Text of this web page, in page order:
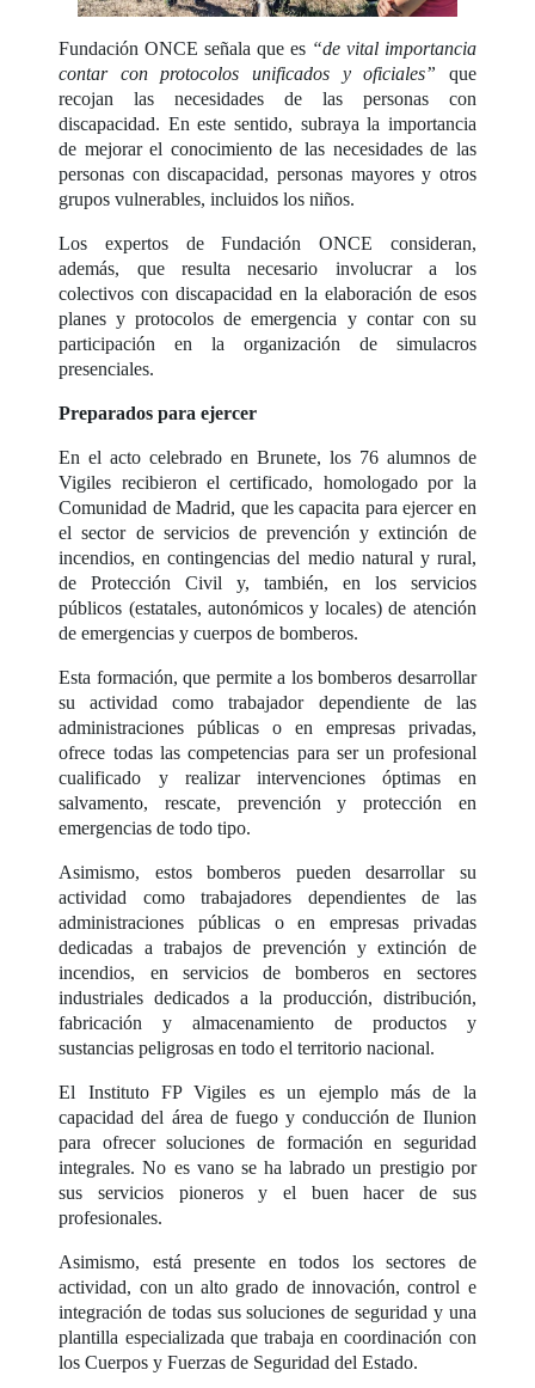
Fundación ONCE señala que es “de vital importancia
contar con protocolos unificados y oficiales” que
recojan las necesidades de las personas con
discapacidad. En este sentido, subraya la importancia
de mejorar el conocimiento de las necesidades de las
personas con discapacidad, personas mayores y otros
grupos vulnerables, incluidos los niños.
Los expertos de Fundación ONCE consideran,
además, que resulta necesario involucrar a los
colectivos con discapacidad en la elaboración de esos
planes y protocolos de emergencia y contar con su
participación en la organización de simulacros
presenciales.
Preparados para ejercer
En el acto celebrado en Brunete, los 76 alumnos de
Vigiles recibieron el certificado, homologado por la
Comunidad de Madrid, que les capacita para ejercer en
el sector de servicios de prevención y extinción de
incendios, en contingencias del medio natural y rural,
de Protección Civil y, también, en los servicios
públicos (estatales, autonómicos y locales) de atención
de emergencias y cuerpos de bomberos.
Esta formación, que permite a los bomberos desarrollar
su actividad como trabajador dependiente de las
administraciones públicas o en empresas privadas,
ofrece todas las competencias para ser un profesional
cualificado y realizar intervenciones óptimas en
salvamento, rescate, prevención y protección en
emergencias de todo tipo.
Asimismo, estos bomberos pueden desarrollar su
actividad como trabajadores dependientes de las
administraciones públicas o en empresas privadas
dedicadas a trabajos de prevención y extinción de
incendios, en servicios de bomberos en sectores
industriales dedicados a la producción, distribución,
fabricación y almacenamiento de productos y
sustancias peligrosas en todo el territorio nacional.
El Instituto FP Vigiles es un ejemplo más de la
capacidad del área de fuego y conducción de Ilunion
para ofrecer soluciones de formación en seguridad
integrales. No es vano se ha labrado un prestigio por
sus servicios pioneros y el buen hacer de sus
profesionales.
Asimismo, está presente en todos los sectores de
actividad, con un alto grado de innovación, control e
integración de todas sus soluciones de seguridad y una
plantilla especializada que trabaja en coordinación con
los Cuerpos y Fuerzas de Seguridad del Estado.